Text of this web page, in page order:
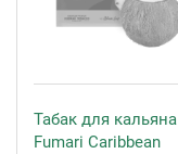
Табак для кальяна
Fumari Caribbean